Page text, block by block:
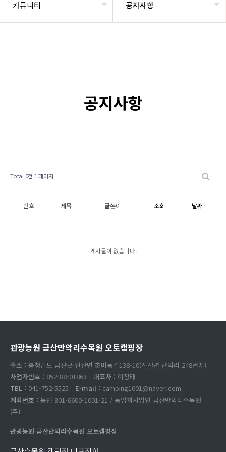
커뮤니티 공지사항
공지사항
Total 0건 1 페이지
번호 제목 글쓴이 조회 날짜
게시물이 없습니다.
관광농원 금산만악리수목원 오토캠핑장
주소 : 충청남도 금산군 진산면 초미동길138-10(진산면 만악리 248번지)
사업자번호 : 852-88-01863 대표자 : 이창래
TEL : 041-752-5525 E-mail : camping1001@naver.com
계좌번호 : 농협 301-6600-1001-21 / 농업회사법인 금산만악리수목원
(주)
관광농원 금산만악리수목원 오토캠핑장